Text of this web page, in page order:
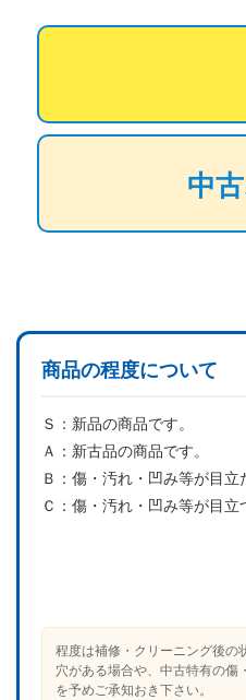
中
商品の程度について
Ｓ： 新品の商品です。
Ａ： 新古品の商品です。
Ｂ： 傷・汚れ・凹み等が目立
Ｃ： 傷・汚れ・凹み等が目立
程度は補修・クリーニング後の
穴がある場合や、中古特有の傷
を予めご承知おき下さい。